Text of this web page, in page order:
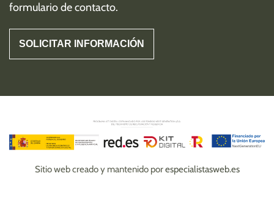
formulario de contacto.
Sitio web creado y mantenido porespecialistasweb.es